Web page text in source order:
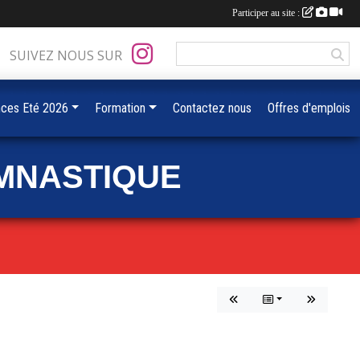
SUIVEZ NOUS SUR
Eté 2026 Formation Contactez nous Offres d'emplois
Participer au site :